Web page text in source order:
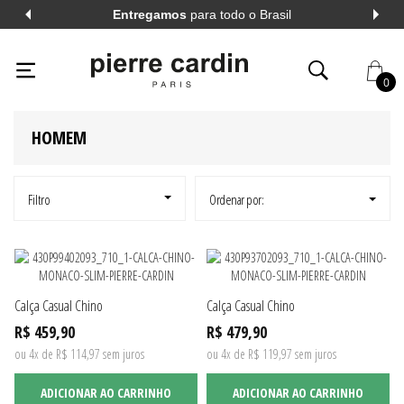
Entregamos para todo o Brasil
0
LONGA VER TODOS
CURTA
PIERRECARDIN HOMEM AREIA
Filtro
HOMEM
Ordenar por:
Calça Casual Chino
R$ 459,90
ou 4x de R$ 114,97 sem juros
ADICIONAR AO CARRINHO
Calça Casual Chino
R$ 479,90
ou 4x de R$ 119,97 sem juros
ADICIONAR AO CARRINHO